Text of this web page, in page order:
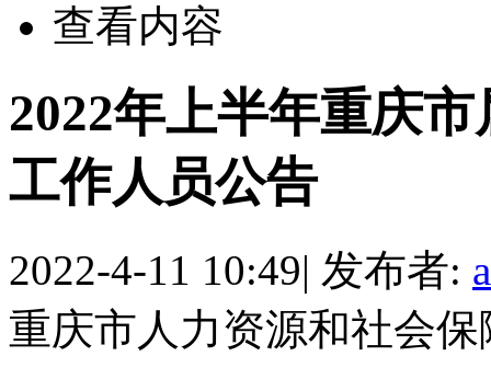
查看内容
2022年上半年重庆
工作人员公告
2022-4-11 10:49| 发布者:
重庆市人力资源和社会保